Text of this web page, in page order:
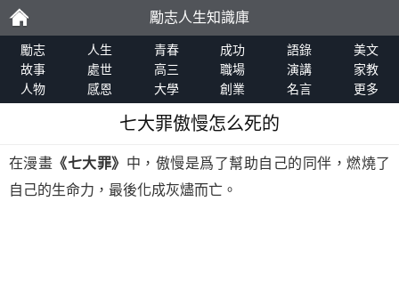
勵
志
勵志人生知識庫
勵志 人生 青春 成功 語錄
美文
故事
處世 高三 職場 演講
家教
人物
感恩 大學 創業 名言 更多
七大罪傲慢怎么死的
在漫畫 《七大罪》 中，傲慢是爲了幫助自己的同伴，燃燒了
自己的生命力，最後化成灰燼而亡。